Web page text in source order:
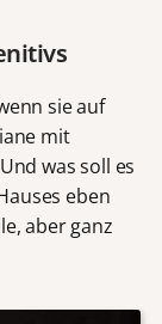
sie auf
mit
was soll es
eben
aber ganz